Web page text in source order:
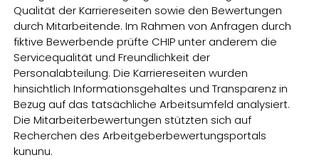
Qualität der Karriereseiten sowie den Bewertungen
durch Mitarbeitende. Im Rahmen von Anfragen durch
fiktive Bewerbende prüfte CHIP unter anderem die
Servicequalität und Freundlichkeit der
Personalabteilung. Die Karriereseiten wurden
hinsichtlich Informationsgehaltes und Transparenz in
Bezug auf das tatsächliche Arbeitsumfeld analysiert.
Die Mitarbeiterbewertungen stützten sich auf
Recherchen des Arbeitgeberbewertungsportals
kununu.